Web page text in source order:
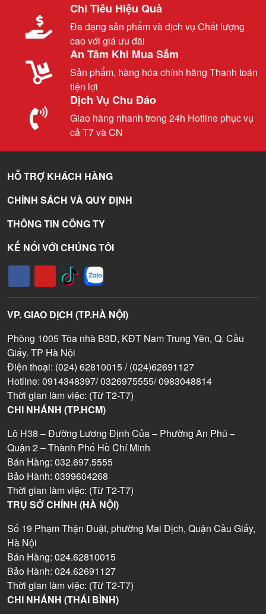
Chi Tiêu Hiệu Quả
Đa dạng sản phẩm và dịch vụ Chất lượng
cao với giá ưu đãi
An Tâm Khi Mua Sắm
Sản phẩm, hàng hóa chính hãng Thanh toán
tiện lợi
Dịch Vụ Chu Đáo
Giao hàng nhanh trong 24h Hotline phục vụ
cả T7 và CN
HỖ TRỢ KHÁCH HÀNG
CHÍNH SÁCH VÀ QUY ĐỊNH
THÔNG TIN CÔNG TY
KẾ NỐI VỚI CHÚNG TÔI
VP. GIAO DỊCH (TP.HÀ NỘI)
Phòng 1005 Tòa nhà B3D, KĐT Nam Trung Yên, Q. Cầu
Giấy. TP Hà Nội
Điện thoại: (024) 62810015 / (024)62691127
Hotline: 0914348397/ 0326975555/ 0983048814
Thời gian làm việc: (Từ T2-T7)
CHI NHÁNH (TP.HCM)
Lô H38 – Đường Lương Định Của – Phường An Phú –
Quận 2 – Thành Phố Hồ Chí Minh
Bán Hàng: 032.697.5555
Bảo Hành: 0399604268
Thời gian làm việc: (Từ T2-T7)
TRỤ SỞ CHÍNH (HÀ NỘI)
Số 19 Phạm Thận Duật, phường Mai Dịch, Quận Cầu Giấy,
Hà Nội
Bán Hàng: 024.62810015
Bảo Hành: 024.62691127
Thời gian làm việc: (Từ T2-T7)
CHI NHÁNH (THÁI BÌNH)